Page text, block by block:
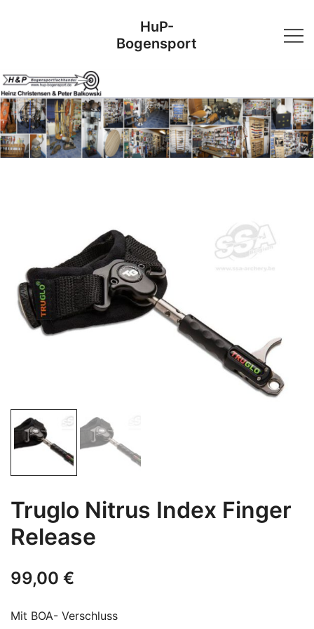
HuP-
Bogensport
Truglo Nitrus Index Finger
Release
99,00 €
Mit BOA- Verschluss